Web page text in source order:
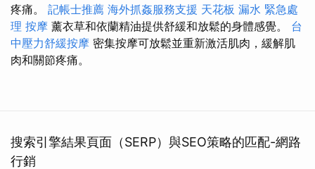
疼痛。 記帳士推薦 海外抓姦服務支援 天花板 漏水 緊急處
理 按摩 薰衣草和依蘭精油提供舒緩和放鬆的身體感覺。 台
中壓力舒緩按摩 密集按摩可放鬆並重新激活肌肉，緩解肌
肉和關節疼痛。
搜索引擎結果頁面（SERP）與SEO策略的匹配-網路
行銷